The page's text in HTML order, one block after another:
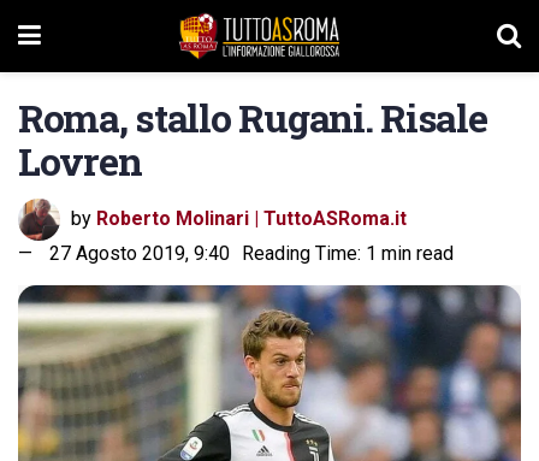
Roma, stallo Rugani. Risale
Lovren
by Roberto Molinari | TuttoASRoma.it
27 Agosto 2019, 9:40 Reading Time: 1 min read